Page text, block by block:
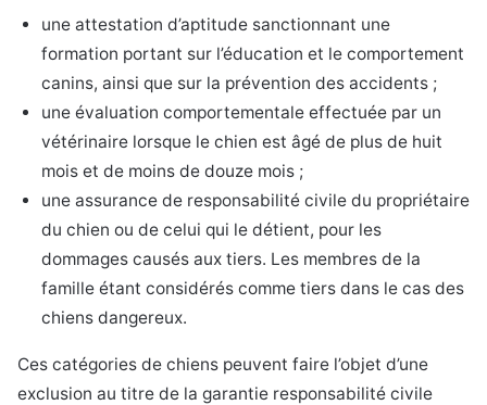
une attestation d’aptitude sanctionnant une
formation portant sur l’éducation et le comportement
canins, ainsi que sur la prévention des accidents ;
une évaluation comportementale effectuée par un
vétérinaire lorsque le chien est âgé de plus de huit
mois et de moins de douze mois ;
une assurance de responsabilité civile du propriétaire
du chien ou de celui qui le détient, pour les
dommages causés aux tiers. Les membres de la
famille étant considérés comme tiers dans le cas des
chiens dangereux.
Ces catégories de chiens peuvent faire l’objet d’une
exclusion au titre de la garantie responsabilité civile